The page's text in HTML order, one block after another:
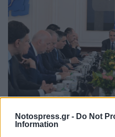
Notospress.gr - Do Not
Information
(ΤΑΤΙΑΝΑ ΜΠΟΛΑΡΗ/EUROKINISSI)